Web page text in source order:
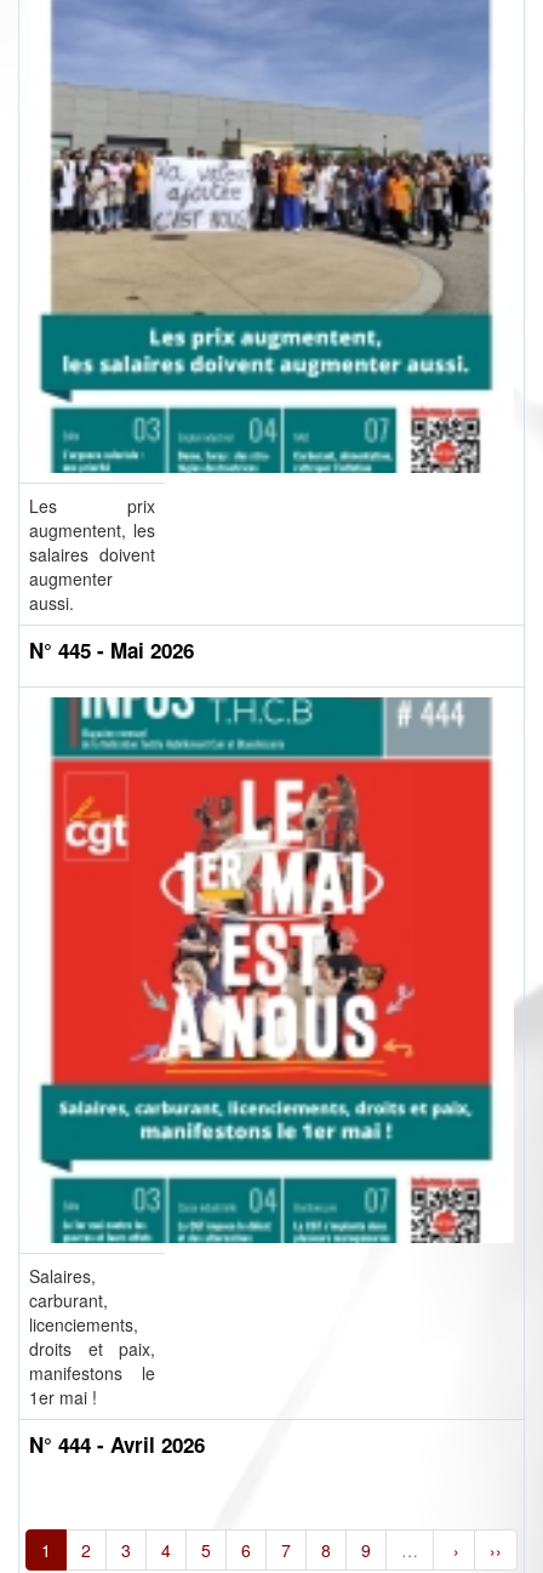
Les prix
augmentent, les
salaires doivent
augmenter
aussi.
N° 445 - Mai 2026
Salaires,
carburant,
licenciements,
droits et paix,
manifestons le
1er mai !
N° 444 - Avril 2026
1 2 3 4 5 6 7 8 9 … › ››